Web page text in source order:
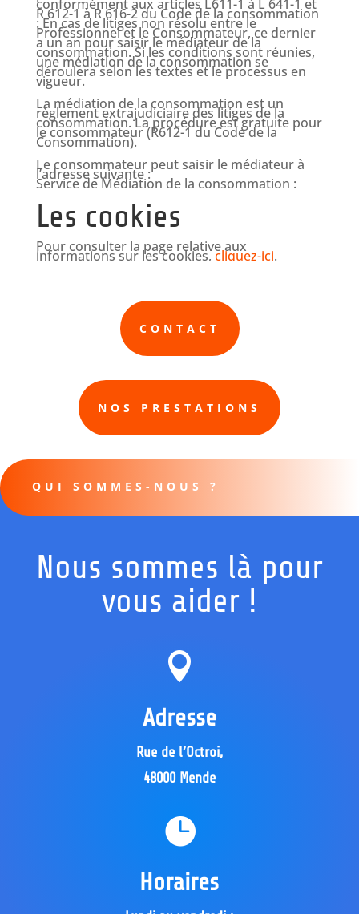
conformément aux articles L611-1 à L 641-1 et
R 612-1 à R 616-2 du Code de la consommation
: En cas de litiges non résolu entre le
Professionnel et le Consommateur, ce dernier
a un an pour saisir le médiateur de la
consommation. Si les conditions sont réunies,
une médiation de la consommation se
déroulera selon les textes et le processus en
vigueur.
La médiation de la consommation est un
règlement extrajudiciaire des litiges de la
consommation. La procédure est gratuite pour
le consommateur (R612-1 du Code de la
Consommation).
Le consommateur peut saisir le médiateur à
l’adresse suivante :
Service de Médiation de la consommation :
Les cookies
Pour consulter la page relative aux
informations sur les cookies,cliquez-ici.
CONTACT
NOS PRESTATIONS
QUI SOMMES-NOUS ?
Nous sommes là pour
vous aider !

Adresse
Rue de l’Octroi,
48000 Mende

Horaires